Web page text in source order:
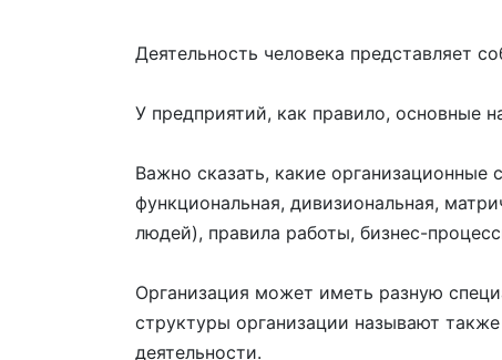
Деятельность человека представляет
У предприятий, как правило, основные
Важно сказать, какие
функциональная, дивизиональная,
людей), правила работы, бизнес-
Организация может иметь разную
структуры организации называют
деятельности.